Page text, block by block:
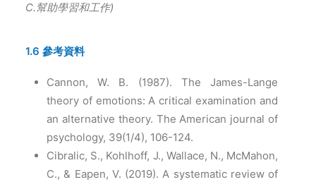
C.幫助學習和工作)
1.6 參考資料
Cannon, W. B. (1987). The James-Lange
theory of emotions: A critical examination and
an alternative theory. The American journal of
psychology, 39(1/4), 106-124.
Cibralic, S., Kohlhoff, J., Wallace, N., McMahon,
C., & Eapen, V. (2019). A systematic review of